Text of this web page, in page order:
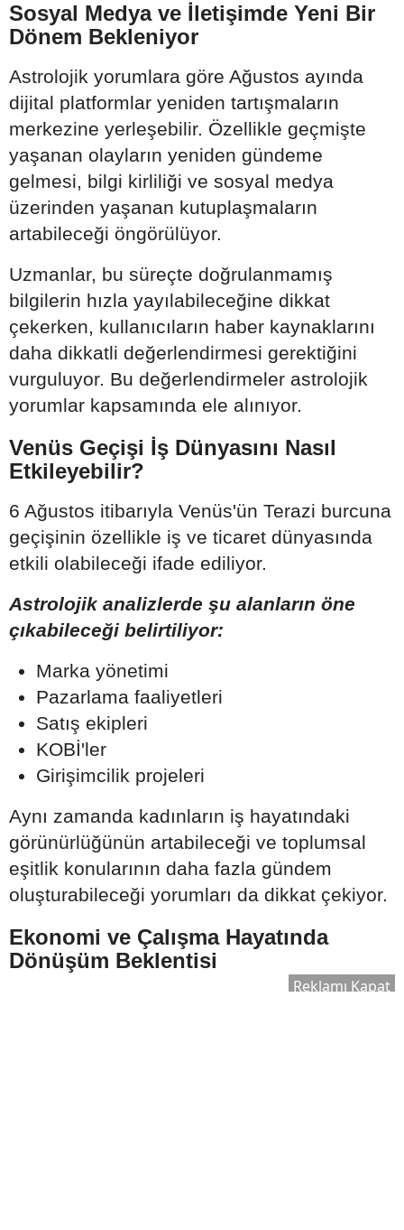
Sosyal Medya ve İletişimde Yeni Bir
Dönem Bekleniyor
Astrolojik yorumlara göre Ağustos ayında
dijital platformlar yeniden tartışmaların
merkezine yerleşebilir. Özellikle geçmişte
yaşanan olayların yeniden gündeme
gelmesi, bilgi kirliliği ve sosyal medya
üzerinden yaşanan kutuplaşmaların
artabileceği öngörülüyor.
Uzmanlar, bu süreçte doğrulanmamış
bilgilerin hızla yayılabileceğine dikkat
çekerken, kullanıcıların haber kaynaklarını
daha dikkatli değerlendirmesi gerektiğini
vurguluyor. Bu değerlendirmeler astrolojik
yorumlar kapsamında ele alınıyor.
Venüs Geçişi İş Dünyasını Nasıl
Etkileyebilir?
6 Ağustos itibarıyla Venüs'ün Terazi burcuna
geçişinin özellikle iş ve ticaret dünyasında
etkili olabileceği ifade ediliyor.
Astrolojik analizlerde şu alanların öne
çıkabileceği belirtiliyor:
Marka yönetimi
Pazarlama faaliyetleri
Satış ekipleri
KOBİ'ler
Girişimcilik projeleri
Aynı zamanda kadınların iş hayatındaki
görünürlüğünün artabileceği ve toplumsal
eşitlik konularının daha fazla gündem
oluşturabileceği yorumları da dikkat çekiyor.
Ekonomi ve Çalışma Hayatında
Dönüşüm Beklentisi
Reklamı Kapat